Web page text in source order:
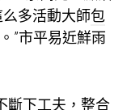
多活動大師包
”市平易近鮮雨
斷下工夫，整合